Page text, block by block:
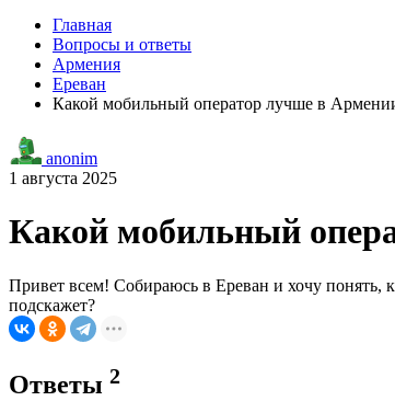
Главная
Вопросы и ответы
Армения
Ереван
Какой мобильный оператор лучше в
anonim
1 августа 2025
Какой мобильный
Привет всем! Собираюсь в Ереван и хочу понять,
подскажет?
Ответы 2